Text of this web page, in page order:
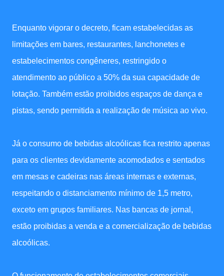
Enquanto vigorar o decreto, ficam estabelecidas as
limitações em bares, restaurantes, lanchonetes e
estabelecimentos congêneres, restringido o
atendimento ao público a 50% da sua capacidade de
lotação. Também estão proibidos espaços de dança e
pistas, sendo permitida a realização de música ao vivo.
Já o consumo de bebidas alcoólicas fica restrito apenas
para os clientes devidamente acomodados e sentados
em mesas e cadeiras nas áreas internas e externas,
respeitando o distanciamento mínimo de 1,5 metro,
exceto em grupos familiares. Nas bancas de jornal,
estão proibidas a venda e a comercialização de bebidas
alcoólicas.